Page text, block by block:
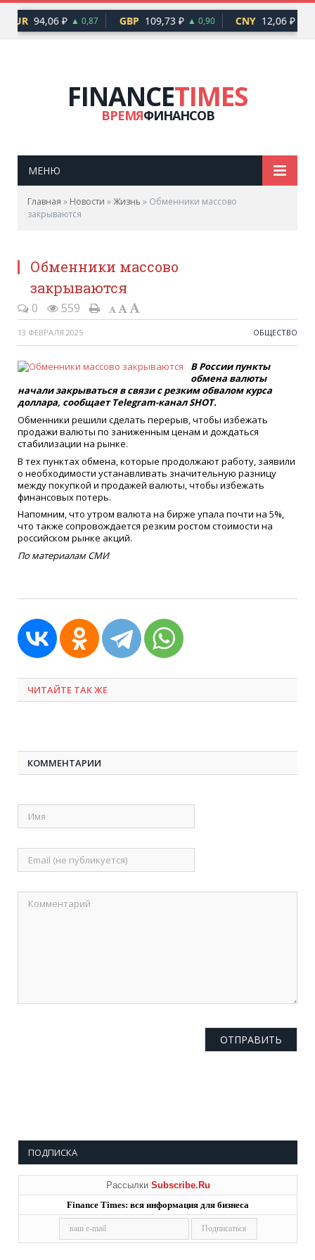
EUR 94,06 ₽ ▲ 0,87 GBP 109,73 ₽ ▲ 0,90 CNY 12,06 ₽
FINANCETIMES
ВРЕМЯФИНАНСОВ
МЕНЮ
Главная » Новости »Жизнь » Обменники массово
закрываются
Обменники массово
закрываются
0 559
13 ФЕВРАЛЯ 2025 ОБЩЕСТВО
В России пункты
обмена валюты
начали закрываться в связи с резким обвалом курса
доллара, сообщает Telegram-канал SHOT.
Обменники решили сделать перерыв, чтобы избежать
продажи валюты по заниженным ценам и дождаться
стабилизации на рынке.
В тех пунктах обмена, которые продолжают работу, заявили
о необходимости устанавливать значительную разницу
между покупкой и продажей валюты, чтобы избежать
финансовых потерь.
Напомним, что утром валюта на бирже упала почти на 5%,
что также сопровождается резким ростом стоимости на
российском рынке акций.
По материалам СМИ
ЧИТАЙТЕ ТАК ЖЕ
КОММЕНТАРИИ
ПОДПИСКА
Рассылки Subscribe.Ru
Finance Times: вся информация для бизнеса